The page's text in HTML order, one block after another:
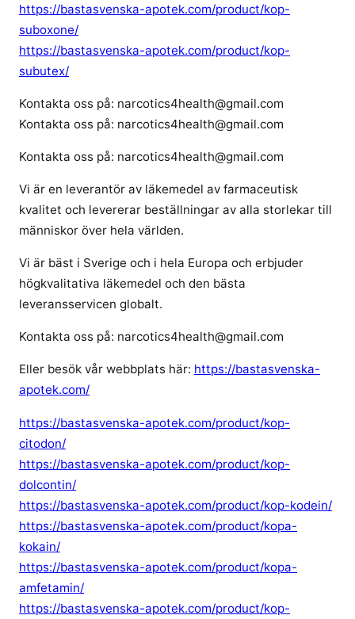
https://bastasvenska-apotek.com/product/kop-
suboxone/
https://bastasvenska-apotek.com/product/kop-
subutex/
Kontakta oss på: narcotics4health@gmail.com
Kontakta oss på: narcotics4health@gmail.com
Kontakta oss på: narcotics4health@gmail.com
Vi är en leverantör av läkemedel av farmaceutisk
kvalitet och levererar beställningar av alla storlekar till
människor över hela världen.
Vi är bäst i Sverige och i hela Europa och erbjuder
högkvalitativa läkemedel och den bästa
leveransservicen globalt.
Kontakta oss på: narcotics4health@gmail.com
Eller besök vår webbplats här: https://bastasvenska-
apotek.com/
https://bastasvenska-apotek.com/product/kop-
citodon/
https://bastasvenska-apotek.com/product/kop-
dolcontin/
https://bastasvenska-apotek.com/product/kop-kodein/
https://bastasvenska-apotek.com/product/kopa-
kokain/
https://bastasvenska-apotek.com/product/kopa-
amfetamin/
https://bastasvenska-apotek.com/product/kop-